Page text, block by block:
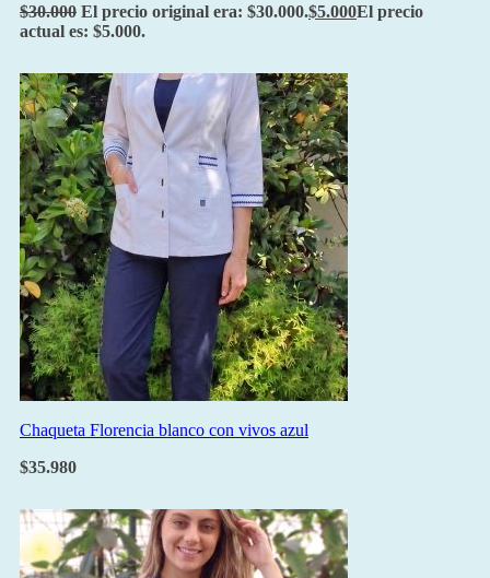
$30.000 El precio original era: $30.000.$5.000El precio
actual es: $5.000.
Chaqueta Florencia blanco con vivos azul
$35.980